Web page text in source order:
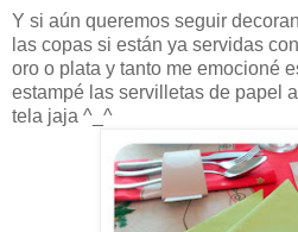
Y si aún queremos seguir
las copas si están ya servidas
oro o plata y tanto me emocioné
estampé las servilletas de papel
tela jaja ^_^